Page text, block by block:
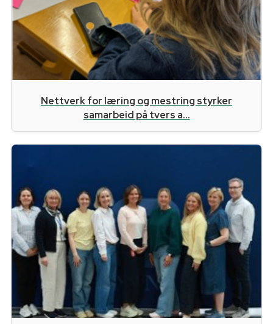
Nettverk for læring og mestring styrker
samarbeid på tvers a...